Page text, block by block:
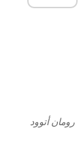
رومان أتوود